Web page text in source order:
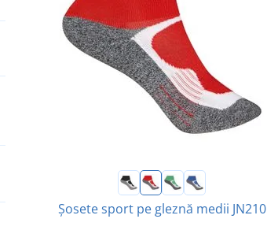
Șosete sport pe gleznă medii JN210